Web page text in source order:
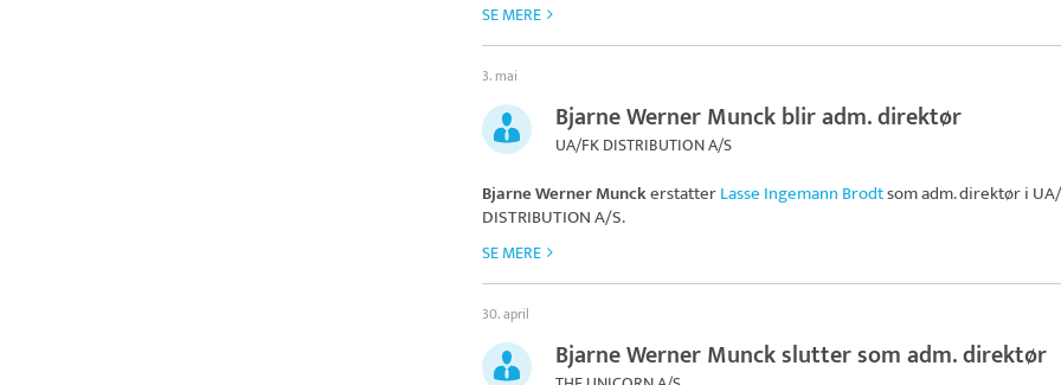
SE MERE
3. mai
Bjarne Werner Munck blir adm. direktør
UA/FK DISTRIBUTION A/S
Bjarne Werner MunckerstatterLasse Ingemann Brodtsom adm. direktør i
DISTRIBUTION A/S.
SE MERE
30. april
Bjarne Werner Munck slutter som adm. direktør